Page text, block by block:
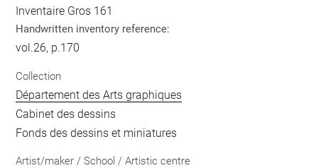
Inventaire Gros 161
Handwritten inventory reference:
vol.26, p.170
Collection
Département des Arts graphiques
Cabinet des dessins
Fonds des dessins et miniatures
Artist/maker / School / Artistic centre